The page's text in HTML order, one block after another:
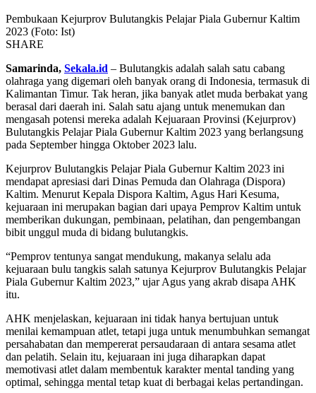
Pembukaan Kejurprov Bulutangkis Pelajar Piala Gubernur Kaltim
2023 (Foto: Ist)
SHARE
Samarinda, Sekala.id – Bulutangkis adalah salah satu cabang
olahraga yang digemari oleh banyak orang di Indonesia, termasuk di
Kalimantan Timur. Tak heran, jika banyak atlet muda berbakat yang
berasal dari daerah ini. Salah satu ajang untuk menemukan dan
mengasah potensi mereka adalah Kejuaraan Provinsi (Kejurprov)
Bulutangkis Pelajar Piala Gubernur Kaltim 2023 yang berlangsung
pada September hingga Oktober 2023 lalu.
Kejurprov Bulutangkis Pelajar Piala Gubernur Kaltim 2023 ini
mendapat apresiasi dari Dinas Pemuda dan Olahraga (Dispora)
Kaltim. Menurut Kepala Dispora Kaltim, Agus Hari Kesuma,
kejuaraan ini merupakan bagian dari upaya Pemprov Kaltim untuk
memberikan dukungan, pembinaan, pelatihan, dan pengembangan
bibit unggul muda di bidang bulutangkis.
“Pemprov tentunya sangat mendukung, makanya selalu ada
kejuaraan bulu tangkis salah satunya Kejurprov Bulutangkis Pelajar
Piala Gubernur Kaltim 2023,” ujar Agus yang akrab disapa AHK
itu.
AHK menjelaskan, kejuaraan ini tidak hanya bertujuan untuk
menilai kemampuan atlet, tetapi juga untuk menumbuhkan semangat
persahabatan dan mempererat persaudaraan di antara sesama atlet
dan pelatih. Selain itu, kejuaraan ini juga diharapkan dapat
memotivasi atlet dalam membentuk karakter mental tanding yang
optimal, sehingga mental tetap kuat di berbagai kelas pertandingan.